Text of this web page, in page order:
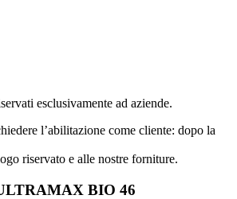
esclusivamente ad aziende.
l’abilitazione come cliente: dopo la
riservato e alle nostre forniture.
BIO 46